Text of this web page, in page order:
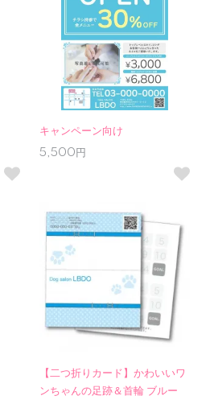
キャンペーン向け
5,500円
【二つ折りカード】かわいいワ
ンちゃんの足跡＆首輪 ブルー